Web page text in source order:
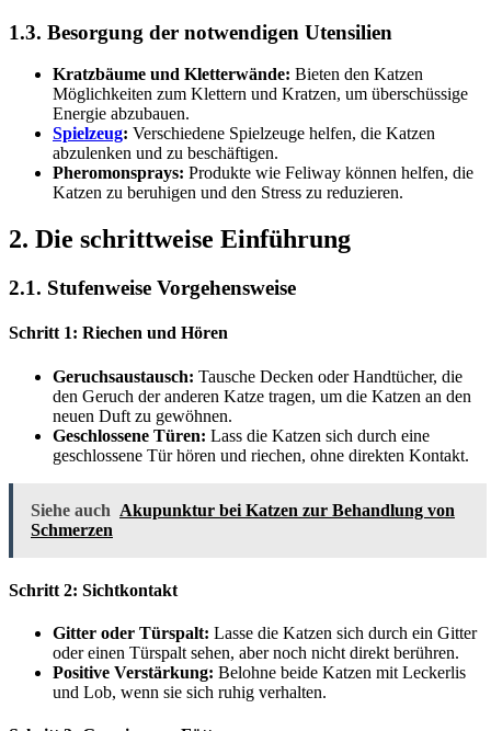
1.3. Besorgung der notwendigen Utensilien
Kratzbäume und Kletterwände: Bieten den Katzen
Möglichkeiten zum Klettern und Kratzen, um überschüssige
Energie abzubauen.
Spielzeug: Verschiedene Spielzeuge helfen, die Katzen
abzulenken und zu beschäftigen.
Pheromonsprays: Produkte wie Feliway können helfen, die
Katzen zu beruhigen und den Stress zu reduzieren.
2. Die schrittweise Einführung
2.1. Stufenweise Vorgehensweise
Schritt 1: Riechen und Hören
Geruchsaustausch: Tausche Decken oder Handtücher, die
den Geruch der anderen Katze tragen, um die Katzen an den
neuen Duft zu gewöhnen.
Geschlossene Türen: Lass die Katzen sich durch eine
geschlossene Tür hören und riechen, ohne direkten Kontakt.
Siehe auch Akupunktur bei Katzen zur Behandlung von
Schmerzen
Schritt 2: Sichtkontakt
Gitter oder Türspalt: Lasse die Katzen sich durch ein Gitter
oder einen Türspalt sehen, aber noch nicht direkt berühren.
Positive Verstärkung: Belohne beide Katzen mit Leckerlis
und Lob, wenn sie sich ruhig verhalten.